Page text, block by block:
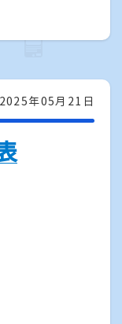
2025年05月21日